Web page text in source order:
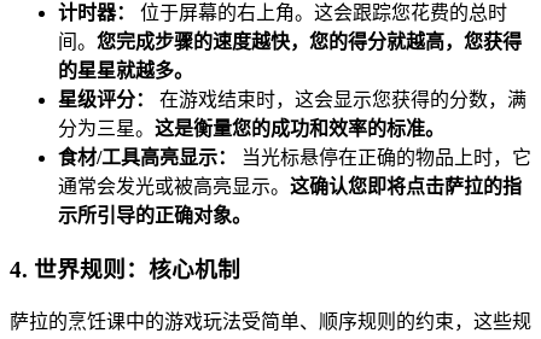
计时器：
位于屏幕的右上角。这会跟踪您花费的总时
间。 您完成步骤的速度越快，您的得分就越高，您获得
的星星就越多。
星级评分：
在游戏结束时，这会显示您获得的分数，满
分为三星。 这是衡量您的成功和效率的标准。
食材/工具高亮显示：
当光标悬停在正确的物品上时，它
通常会发光或被高亮显示。 这确认您即将点击萨拉的指
示所引导的正确对象。
4. 世界规则：核心机制
萨拉的烹饪课中的游戏玩法受简单、顺序规则的约束，这些规